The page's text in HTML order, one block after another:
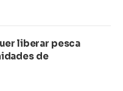
liberar pesca
de